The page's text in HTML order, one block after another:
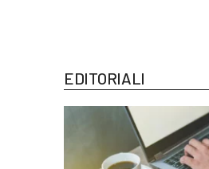
EDITORIALI